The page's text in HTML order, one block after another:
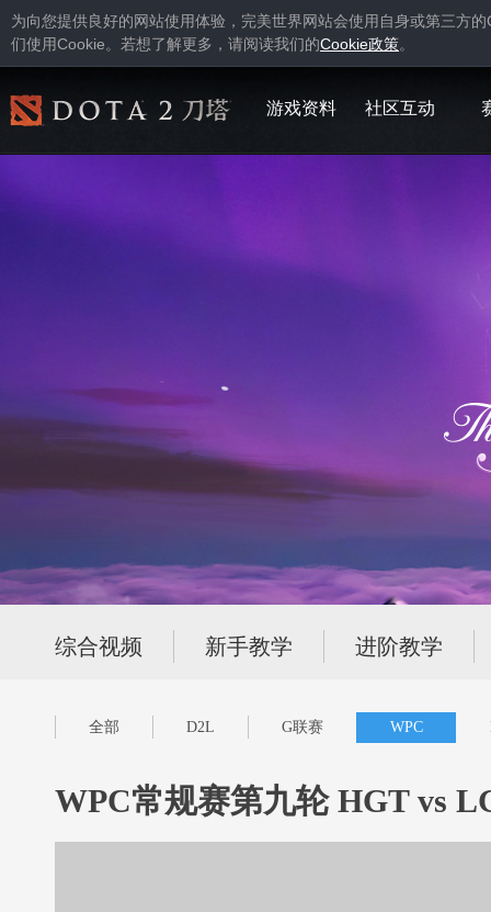
为向您提供良好的网站使用体验，完美世界网站会使用自身或第三方的
们使用Cookie。若想了解更多，请阅读我们的Cookie政策。
游戏资料 社区互动
综合视频 新手教学 进阶教学
全部 D2L G联赛 WPC
WPC常规赛第九轮 HGT vs